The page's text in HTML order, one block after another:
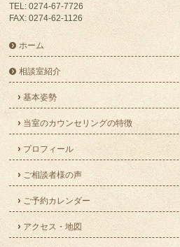
TEL: 0274-67-7726
FAX: 0274-62-1126
ホーム
相談室紹介
基本姿勢
当室のカウンセリングの特徴
プロフィール
ご相談者様の声
ご予約カレンダー
アクセス・地図